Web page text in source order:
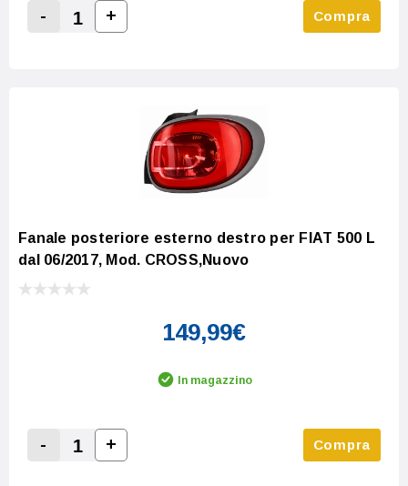
Decrease Quantity:
-
Increase Quantity:
+ Compra
Fanale posteriore esterno destro per FIAT 500 L
dal 06/2017, Mod. CROSS,Nuovo
149,99€
In magazzino
Decrease Quantity:
-
Increase Quantity:
+ Compra